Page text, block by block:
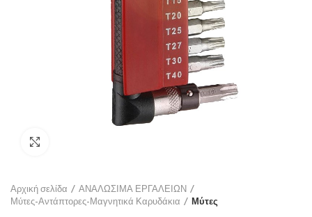
Αρχική σελίδα
ΑΝΑΛΩΣΙΜΑ ΕΡΓΑΛΕΙΩΝ
Μύτες-Αντάπτορες-Μαγνητικά Καρυδάκια
Μύτες